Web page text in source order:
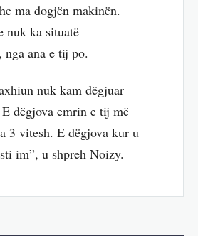
ma dogjën makinën.
nuk ka situatë
ana e tij po.
nuk kam dëgjuar
dëgjova emrin e tij më
3 vitesh. E dëgjova kur u
im”, u shpreh Noizy.